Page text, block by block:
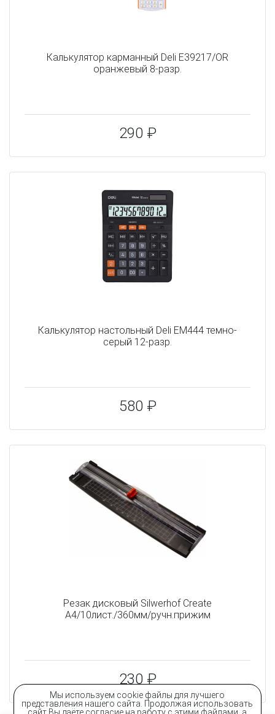
Мы используем cookie файлы для лучшего
представления нашего сайта. Продолжая использовать
Калькулятор карманный Deli E39217/OR
оранжевый 8-разр.
290 ₽
Калькулятор настольный Deli EM444 темно-
серый 12-разр.
580 ₽
Резак дисковый Silwerhof Create
A4/10лист./360мм/ручн.прижим
230 ₽